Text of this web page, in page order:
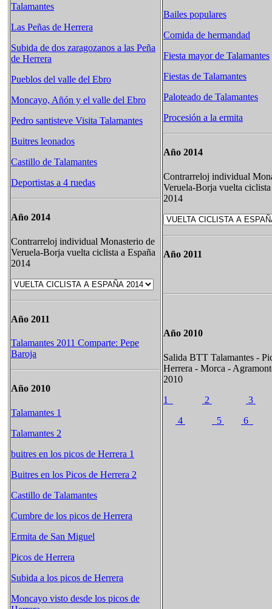
Talamantes
Las Peñas de Herrera
Subida de dos zaragozanos a las Peña
de Herrera
Pueblos del valle del Ebro
Moncayo, Añón y el valle del Ebro
Pedro santisteve Visita Talamantes
Buitres leonados
Castillo de Talamantes
Deportistas a 4 ruedas
Año 2014
Contrarreloj individual Monasterio de
Veruela-Borja vuelta ciclista a España
2014
Año 2011
Talamantes 2011 Comparte: Pepe
Baroja
Año 2010
Talamantes 1
Talamantes 2
buitres en los picos de Herrera 1
Buitres en los Picos de Herrera 2
Castillo de Talamantes
Cumbre de los picos de Herrera
Ermita de San Miguel
Picos de Herrera
Subida a los picos de Herrera
Moncayo visto desde los picos de
Bailes populares
Comida de hermandad
Fiesta mayor de Talamantes
Fiestas de Talamantes
Paloteado de Talamantes
Procesión a la ermita
Año 2014
Contrarreloj individual
Veruela-Borja vuelta ciclista
2014
Año 2011
Año 2010
Salida BTT Talamantes -
Herrera - Morca -
2010
1
2
3
4
5 6